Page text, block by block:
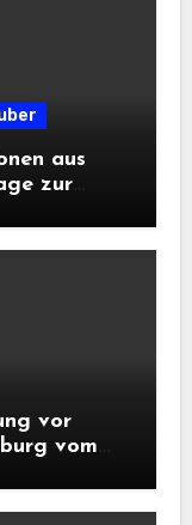
aus
zur
vor
vom